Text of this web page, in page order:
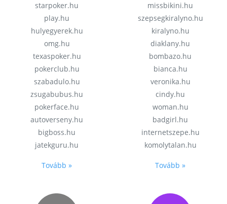
starpoker.hu
play.hu
hulyegyerek.hu
omg.hu
texaspoker.hu
pokerclub.hu
szabadulo.hu
zsugabubus.hu
pokerface.hu
autoverseny.hu
bigboss.hu
jatekguru.hu
Tovább »
missbikini.hu
szepsegkiralyno.hu
kiralyno.hu
diaklany.hu
bombazo.hu
bianca.hu
veronika.hu
cindy.hu
woman.hu
badgirl.hu
internetszepe.hu
komolytalan.hu
Tovább »